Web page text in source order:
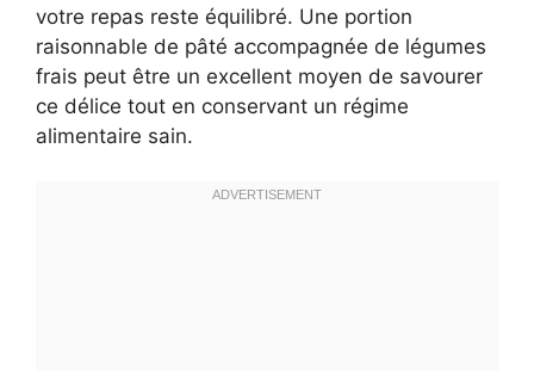
votre repas reste équilibré. Une portion
raisonnable de pâté accompagnée de légumes
frais peut être un excellent moyen de savourer
ce délice tout en conservant un régime
alimentaire sain.